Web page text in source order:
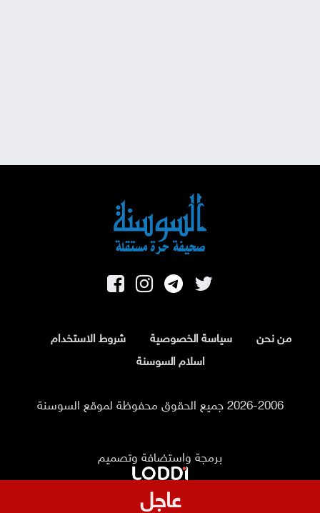
من نحن سياسة الخصوصية
شروط الاستخدام
اسلام السوسنة
2026-2006 جميع الحقوق محفوظة لموقع السوسنة
برمجة واستضافة وتصميم
عاجل
تحذيرات أمنية من مواكب المركبات بالتزامن مع إعلان